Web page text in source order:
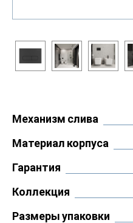
Механизм слива
Материал корпуса
Гарантия
Коллекция
Размеры упаковки